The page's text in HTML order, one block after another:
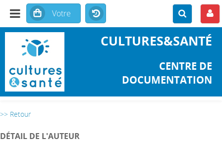
CULTURES&SANTÉ
CENTRE DE
DOCUMENTATION
>> Retour
DÉTAIL DE L'AUTEUR